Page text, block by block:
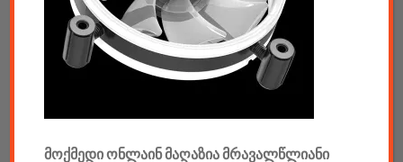
აუდიო & ვიდეო
კონსოლები & აქსესუარები
მანქანის აქსესუარები
ელემენტები
მოქმედი ონლაინ მაღაზია მრავალწლიანი